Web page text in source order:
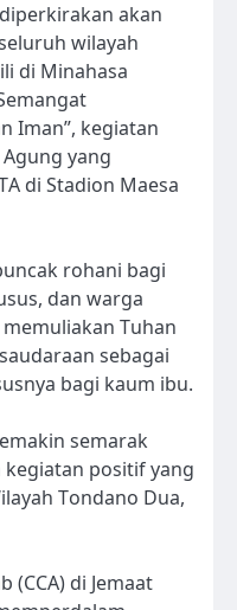
akan
wilayah
di Minahasa
Iman”, kegiatan
yang
di Stadion Maesa
rohani bagi
dan warga
Tuhan
sebagai
bagi kaum ibu.
semarak
positif yang
Tondano Dua,
(CCA) di Jemaat